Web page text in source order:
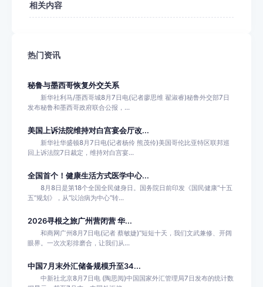
相关内容
热门资讯
秘鲁与墨西哥恢复外交关系
新华社利马/墨西哥城8月7日电(记者廖思维 翟淑睿)秘鲁外交部7日
发布秘鲁和墨西哥政府联合公报，...
美国上诉法院维持对白宫宴会厅改...
新华社华盛顿8月7日电(记者杨伶 熊茂伶)美国哥伦比亚特区联邦巡
回上诉法院7日裁定，维持对白宫宴...
全国首个！健康生活方式医学中心...
8月8日是第18个全国全民健身日。国务院日前印发《国民健康“十五
五”规划》，从“以治病为中心”转...
2026寻根之旅广州营闭营 华...
和商网广州8月7日电(记者 蔡敏婕)“短短十天，我们文武兼修、开阔
眼界。一次次彩排磨合，让我们从...
中国7月末外汇储备规模升至34...
中新社北京8月7日电 (陶思阅)中国国家外汇管理局7日发布的统计数